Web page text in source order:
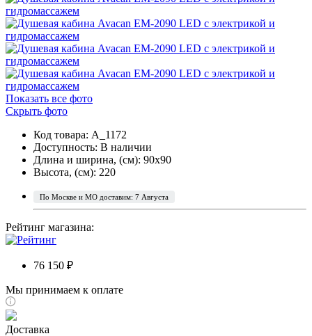
Показать все фото
Скрыть фото
Код товара: A_1172
Доступность: В наличии
Длина и ширина, (см): 90x90
Высота, (см): 220
По Москве и МО доставим: 7 Августа
Рейтинг магазина:
76 150 ₽
Мы принимаем к оплате
Доставка